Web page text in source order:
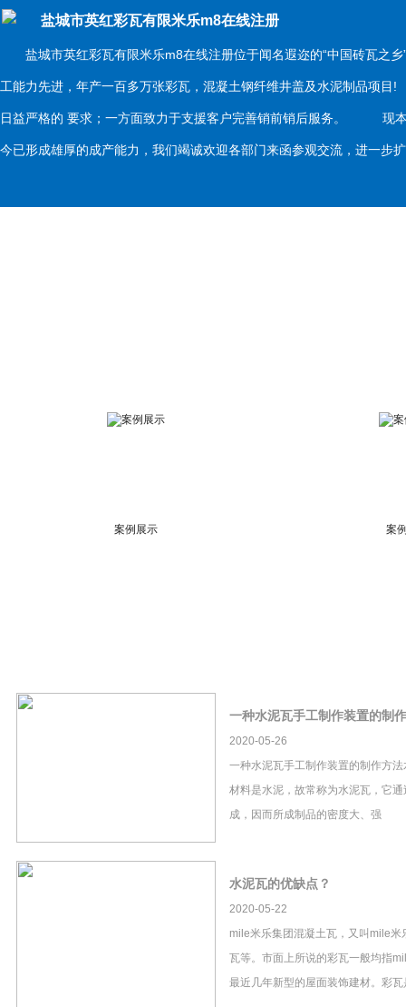
盐城市英红彩瓦有限米乐m8在线注册
盐城市英红彩瓦有限米乐m8在线注册位于闻名遐迩的“中国砖瓦之乡
工能力先进，年产一百多万张彩瓦，混凝土钢纤维井盖及水泥制品项
日益严格的 要求；一方面致力于支援客户完善销前销后服务。 现本
今已形成雄厚的成产能力，我们竭诚欢迎各部门来函参观交流，进一
案例展示 案
一种水泥瓦手工制作装置的制
2020-05-26
一种水泥瓦手工制作装置的制作方
材料是水泥，故常称为水泥瓦，它
成，因而所成制品的密度大、强
水泥瓦的优缺点？
2020-05-22
mile米乐集团混凝土瓦，又叫mile米
瓦等。市面上所说的彩瓦一般均指
最近几年新型的屋面装饰建材。彩